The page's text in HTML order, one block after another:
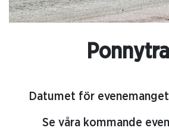
Datumet för
Se våra kommande